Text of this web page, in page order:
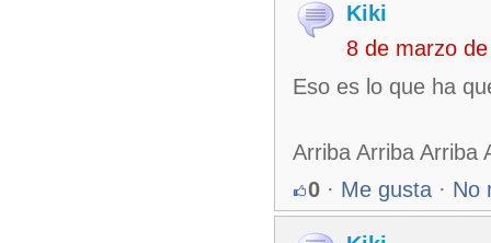
Kiki
8 de marzo
Eso es lo que ha
Arriba Arriba Arriba
0 · Me gusta · No